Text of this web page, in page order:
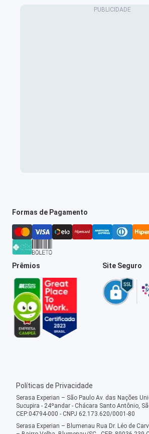
Formas de Pagamento
Prêmios Site Seguro
Políticas de Privacidade
Serasa Experian – São Paulo Av. das Nações
Sucupira - 24ºandar - Chácara Santo Antônio,
CEP:04794-000 - CNPJ 62.173.620/0001-80
Serasa Experian – Blumenau Rua Dr. Léo de